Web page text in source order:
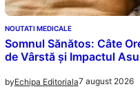
NOUTATI MEDICALE
Somnul Sănătos: Câte
de Vârstă și Impactul
byEchipa Editoriala7 august 2026